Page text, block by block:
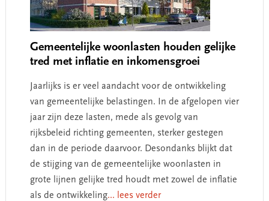
Gemeentelijke woonlasten houden gelijke
tred met inflatie en inkomensgroei
Jaarlijks is er veel aandacht voor de ontwikkeling
van gemeentelijke belastingen. In de afgelopen vier
jaar zijn deze lasten, mede als gevolg van
rijksbeleid richting gemeenten, sterker gestegen
dan in de periode daarvoor. Desondanks blijkt dat
de stijging van de gemeentelijke woonlasten in
grote lijnen gelijke tred houdt met zowel de inflatie
als de ontwikkeling... lees verder